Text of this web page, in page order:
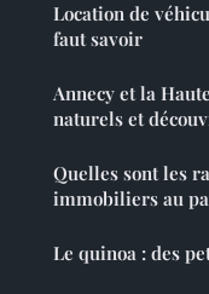
Location de
faut savoir
Annecy et la
naturels et
Quelles sont les
immobiliers au
Le quinoa : des